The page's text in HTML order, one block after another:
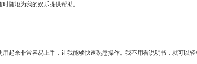
随地为我的娱乐提供帮助。
起来非常容易上手，让我能够快速熟悉操作。我不用看说明书，就可以轻